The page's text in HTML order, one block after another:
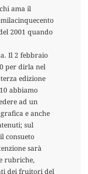
ama il
2001 quando
Il 2 febbraio
per dirla nel
edizione
abbiamo
ad un
e anche
sul
consueto
sarà
rubriche,
dei fruitori del